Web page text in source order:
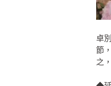
卓
節
之